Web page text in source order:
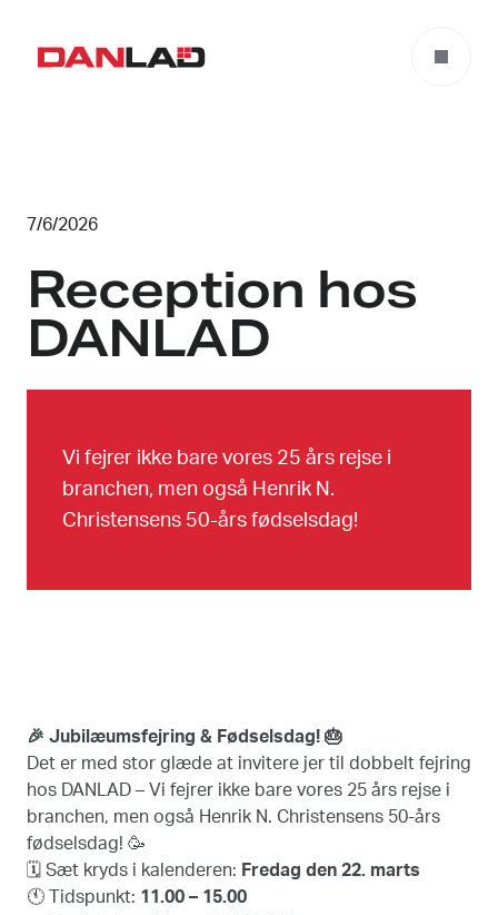
7/6/2026
Reception hos
DANLAD
Vi fejrer ikke bare vores 25 års rejse i
branchen, men også Henrik N.
Christensens 50-års fødselsdag!
🎉 Jubilæumsfejring & Fødselsdag! 🎂
Det er med stor glæde at invitere jer til dobbelt fejring
hos DANLAD – Vi fejrer ikke bare vores 25 års rejse i
branchen, men også Henrik N. Christensens 50-års
fødselsdag! 🥳
🗓️ Sæt kryds i kalenderen: Fredag den 22. marts
🕚 Tidspunkt: 11.00 – 15.00